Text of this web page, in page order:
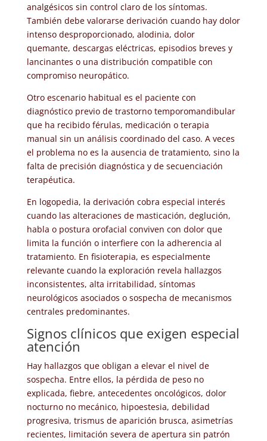
analgésicos sin control claro de los síntomas.
También debe valorarse derivación cuando hay dolor
intenso desproporcionado, alodinia, dolor
quemante, descargas eléctricas, episodios breves y
lancinantes o una distribución compatible con
compromiso neuropático.
Otro escenario habitual es el paciente con
diagnóstico previo de trastorno temporomandibular
que ha recibido férulas, medicación o terapia
manual sin un análisis coordinado del caso. A veces
el problema no es la ausencia de tratamiento, sino la
falta de precisión diagnóstica y de secuenciación
terapéutica.
En logopedia, la derivación cobra especial interés
cuando las alteraciones de masticación, deglución,
habla o postura orofacial conviven con dolor que
limita la función o interfiere con la adherencia al
tratamiento. En fisioterapia, es especialmente
relevante cuando la exploración revela hallazgos
inconsistentes, alta irritabilidad, síntomas
neurológicos asociados o sospecha de mecanismos
centrales predominantes.
Signos clínicos que exigen especial
atención
Hay hallazgos que obligan a elevar el nivel de
sospecha. Entre ellos, la pérdida de peso no
explicada, fiebre, antecedentes oncológicos, dolor
nocturno no mecánico, hipoestesia, debilidad
progresiva, trismus de aparición brusca, asimetrías
recientes, limitación severa de apertura sin patrón